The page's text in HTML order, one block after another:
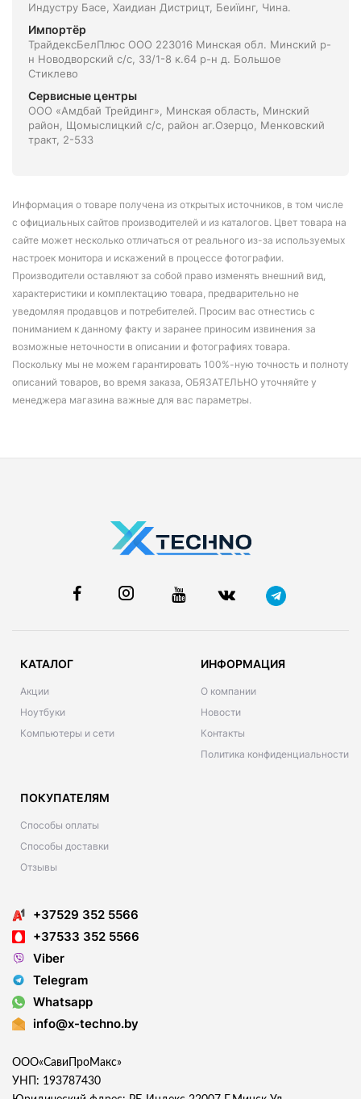
Индустру Басе, Хаидиан Дистрицт, Беиїинг, Чина.
Импортёр
ТрайдексБелПлюс ООО 223016 Минская обл. Минский р-
н Новодворский с/с, 33/1-8 к.64 р-н д. Большое
Стиклево
Сервисные центры
ООО «Амдбай Трейдинг», Минская область, Минский
район, Щомыслицкий с/с, район аг.Озерцо, Менковский
тракт, 2-533
Информация о товаре получена из открытых источников, в том числе
с официальных сайтов производителей и из каталогов. Цвет товара на
сайте может несколько отличаться от реального из-за используемых
настроек монитора и искажений в процессе фотографии.
Производители оставляют за собой право изменять внешний вид,
характеристики и комплектацию товара, предварительно не
уведомляя продавцов и потребителей. Просим вас отнестись с
пониманием к данному факту и заранее приносим извинения за
возможные неточности в описании и фотографиях товара.
Поскольку мы не можем гарантировать 100%-ную точность и полноту
описаний товаров, во время заказа, ОБЯЗАТЕЛЬНО уточняйте у
менеджера магазина важные для вас параметры.
КАТАЛОГ
Акции
Ноутбуки
Компьютеры и сети
ИНФОРМАЦИЯ
О компании
Новости
Контакты
Политика конфиденциальности
ПОКУПАТЕЛЯМ
Способы оплаты
Способы доставки
Отзывы
+37529 352 5566
+37533 352 5566
Viber
Telegram
Whatsapp
info@x-techno.by
ООО«СавиПроМакс»
УНП: 193787430